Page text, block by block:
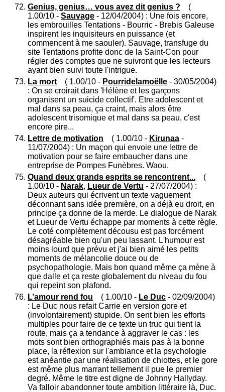
Genius, genius… vous avez dit genius ? (
1.00/10 - Sauvage - 12/04/2004) : Une fois encore,
les embrouilles Tentations - Bourric - Brebis Galeuse
inspirent les inquisiteurs en puissance (et
commencent à me saouler). Sauvage, transfuge du
site Tentations profite donc de la Saint-Con pour
régler des comptes que ne suivront que les lecteurs
ayant bien suivi toute l'intrigue.
La mort ( 1.00/10 - Pourridelamoëlle - 30/05/2004)
: On se croirait dans 'Hélène et les garçons
organisent un suicide collectif'. Etre adolescent et
mal dans sa peau, ça craint, mais alors être
adolescent trisomique et mal dans sa peau, c'est
encore pire...
Lettre de motivation ( 1.00/10 - Kirunaa -
11/07/2004) : Un maçon qui envoie une lettre de
motivation pour se faire embaucher dans une
entreprise de Pompes Funèbres. Waou.
Quand deux grands esprits se rencontrent... (
1.00/10 - Narak, Lueur de Vertu - 27/07/2004) :
Deux auteurs qui écrivent un texte vaguement
déconnant sans idée première, on a déjà eu droit, en
principe ça donne de la merde. Le dialogue de Narak
et Lueur de Vertu échappe par moments à cette règle.
Le coté complètement décousu est pas forcément
désagréable bien qu'un peu lassant. L'humour est
moins lourd que prévu et j'ai bien aimé les petits
moments de mélancolie douce ou de
psychopathologie. Mais bon quand même ça mène à
que dalle et ça reste globalement du niveau du fou
qui repeint son plafond.
L’amour rend fou ( 1.00/10 - Le Duc - 02/09/2004)
: Le Duc nous refait Carrie en version gore et
(involontairement) stupide. On sent bien les efforts
multiples pour faire de ce texte un truc qui tient la
route, mais ça a tendance à aggraver le cas : les
mots sont bien orthographiés mais pas à la bonne
place, la réflexion sur l'ambiance et la psychologie
est anéantie par une réalisation de chiottes, et le gore
est même plus marrant tellement il pue le premier
degré. Même le titre est digne de Johnny Hallyday.
Va falloir abandonner toute ambition littéraire là, Duc.